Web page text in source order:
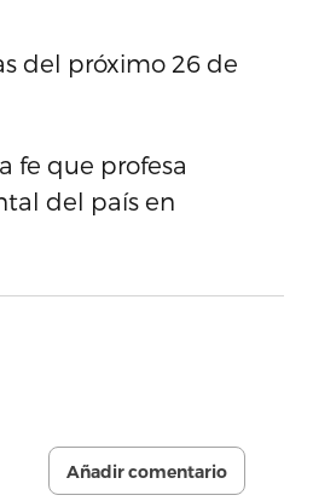
del próximo 26 de
fe que profesa
del país en
Añadir comentario